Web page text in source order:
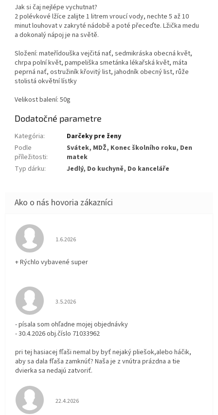
Jak si čaj nejlépe vychutnat?
2 polévkové lžíce zalijte 1 litrem vroucí vody, nechte 5 až 10
minut louhovat v zakryté nádobě a poté přeceďte. Lžička medu
a dokonalý nápoj je na světě.
Složení: mateřídouška vejčitá nať, sedmikráska obecná květ,
chrpa polní květ, pampeliška smetánka lékařská květ, máta
peprná nať, ostružiník křovitý list, jahodník obecný list, růže
stolistá okvětní lístky
Velikost balení: 50g
Dodatočné parametre
Kategória:
Darčeky pre ženy
Podle
příležitosti:
Svátek, MDŽ, Konec školního roku, Den
matek
Typ dárku: Jedlý, Do kuchyně, Do kanceláře
Hodnotenie obchodu je 5 z 5 hviezdičiek.
1.6.2026
+ Rýchlo vybavené super
Hodnotenie obchodu je 3 z 5 hviezdičiek.
3.5.2026
- písala som ohľadne mojej objednávky
- 30.4.2026 obj.číslo 71033962
pri tej hasiacej fľaši nemal by byť nejaký pliešok,alebo háčik,
aby sa dala fľaša zamknúť? Naša je z vnútra prázdna a tie
dvierka sa nedajú zatvoriť.
Hodnotenie obchodu je 5 z 5 hviezdičiek.
22.4.2026